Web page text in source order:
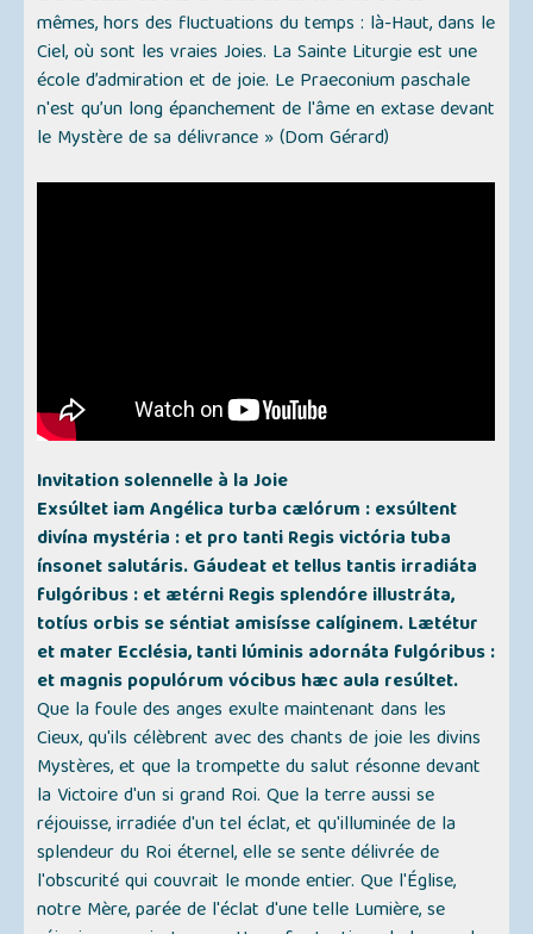
mêmes, hors des fluctuations du temps : là-Haut, dans le
Ciel, où sont les vraies Joies. La Sainte Liturgie est une
école d’admiration et de joie. Le Praeconium paschale
n'est qu’un long épanchement de l'âme en extase devant
le Mystère de sa délivrance »(Dom Gérard)
Invitation solennelle à la Joie
Exsúltet iam Angélica turba cælórum : exsúltent
divína mystéria : et pro tanti Regis victória tuba
ínsonet salutáris. Gáudeat et tellus tantis irradiáta
fulgóribus : et ætérni Regis splendóre illustráta,
totíus orbis se séntiat amisísse calíginem. Lætétur
et mater Ecclésia, tanti lúminis adornáta fulgóribus :
et magnis populórum vócibus hæc aula resúltet.
Que la foule des anges exulte maintenant dans les
Cieux, qu'ils célèbrent avec des chants de joie les divins
Mystères, et que la trompette du salut résonne devant
la Victoire d'un si grand Roi. Que la terre aussi se
réjouisse, irradiée d'un tel éclat, et qu'illuminée de la
splendeur du Roi éternel, elle se sente délivrée de
l'obscurité qui couvrait le monde entier. Que l'Église,
notre Mère, parée de l'éclat d'une telle Lumière, se